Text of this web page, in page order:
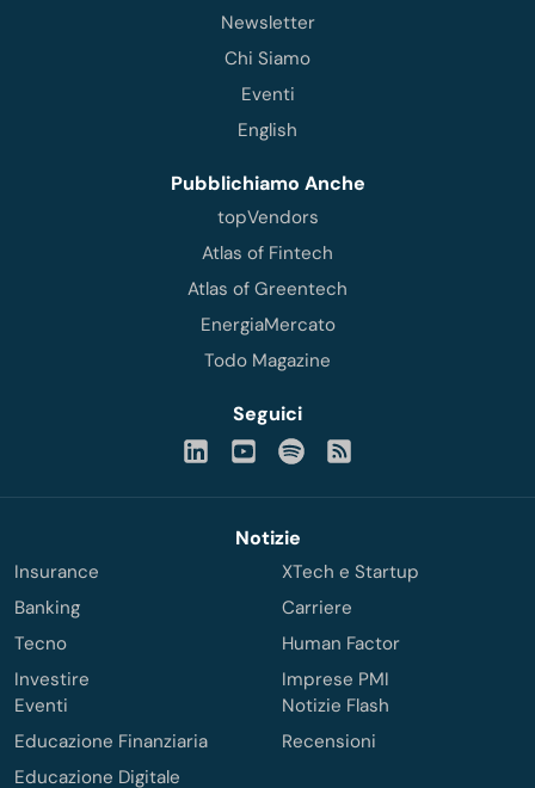
Newsletter
Chi Siamo
Eventi
English
Pubblichiamo Anche
topVendors
Atlas of Fintech
Atlas of Greentech
EnergiaMercato
Todo Magazine
Seguici
Notizie
Insurance
Banking
Tecno
Investire
XTech e Startup
Carriere
Human Factor
Imprese PMI
Eventi
Educazione Finanziaria
Educazione Digitale
Notizie Flash
Recensioni